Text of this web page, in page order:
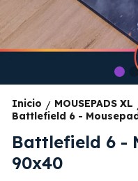
Inicio / MOUSEPADS XL
Battlefield 6 -
Battlefield 6 -
90x40